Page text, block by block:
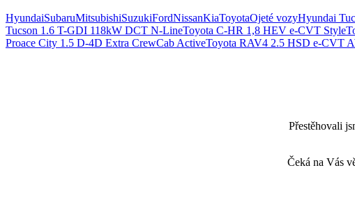
HyundaiSubaruMitsubishiSuzukiFordNissanKiaToyotaOjeté vozyHyundai
Tucson 1.6 T-GDI 118kW DCT N-LineToyota C-HR 1,8 HEV e-CVT Style
Proace City 1.5 D-4D Extra CrewCab ActiveToyota RAV4 2.5 HSD e-CVT
Přestěhovali
Čeká na Vás